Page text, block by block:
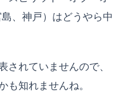
、神戸）はどうやら中
されていませんので、
も知れませんね。